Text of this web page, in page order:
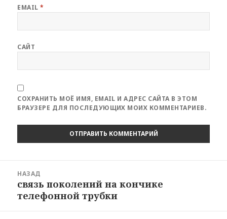
EMAIL*
САЙТ
СОХРАНИТЬ МОЁ ИМЯ, EMAIL И АДРЕС САЙТА В ЭТОМ
БРАУЗЕРЕ ДЛЯ ПОСЛЕДУЮЩИХ МОИХ КОММЕНТАРИЕВ.
НАЗАД
Предыдущая
запись:
связь поколений на кончике
телефонной трубки